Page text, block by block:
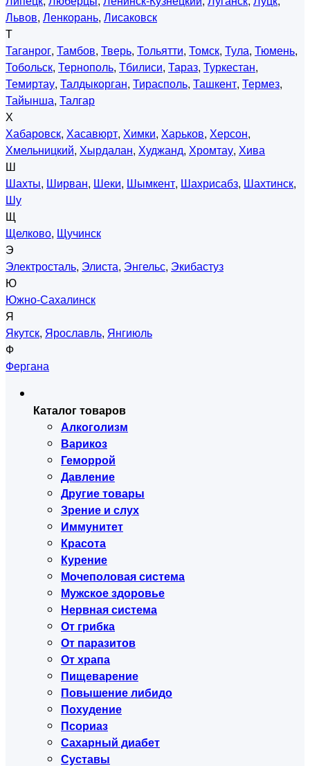
Львов, Ленкорань, Лисаковск
Т
Таганрог, Тамбов, Тверь, Тольятти, Томск, Тула, Тюмень,
Тобольск, Тернополь, Тбилиси, Тараз, Туркестан,
Темиртау, Талдыкорган, Тирасполь, Ташкент, Термез,
Тайынша, Талгар
Х
Хабаровск, Хасавюрт, Химки, Харьков, Херсон,
Хмельницкий, Хырдалан, Худжанд, Хромтау, Хива
Ш
Шахты, Ширван, Шеки, Шымкент, Шахрисабз, Шахтинск,
Шу
Щ
Щелково, Щучинск
Э
Электросталь, Элиста, Энгельс, Экибастуз
Ю
Южно-Сахалинск
Я
Якутск, Ярославль, Янгиюль
Ф
Фергана
Каталог товаров
Алкоголизм
Варикоз
Геморрой
Давление
Другие товары
Зрение и слух
Иммунитет
Красота
Курение
Мочеполовая система
Мужское здоровье
Нервная система
От грибка
От паразитов
От храпа
Пищеварение
Повышение либидо
Похудение
Псориаз
Сахарный диабет
Суставы